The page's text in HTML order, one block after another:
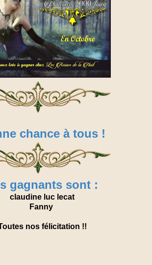
chance à tous !
gagnants sont :
claudine luc lecat
Fanny
nos félicitation !!